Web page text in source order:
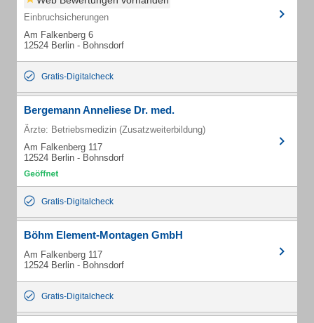
Einbruchsicherungen
Am Falkenberg 6
12524 Berlin - Bohnsdorf
Gratis-Digitalcheck
Bergemann Anneliese Dr. med.
Ärzte: Betriebsmedizin (Zusatzweiterbildung)
Am Falkenberg 117
12524 Berlin - Bohnsdorf
Gratis-Digitalcheck
Böhm Element-Montagen GmbH
Am Falkenberg 117
12524 Berlin - Bohnsdorf
Gratis-Digitalcheck